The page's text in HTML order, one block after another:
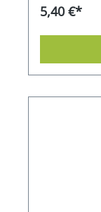
5,40 €*